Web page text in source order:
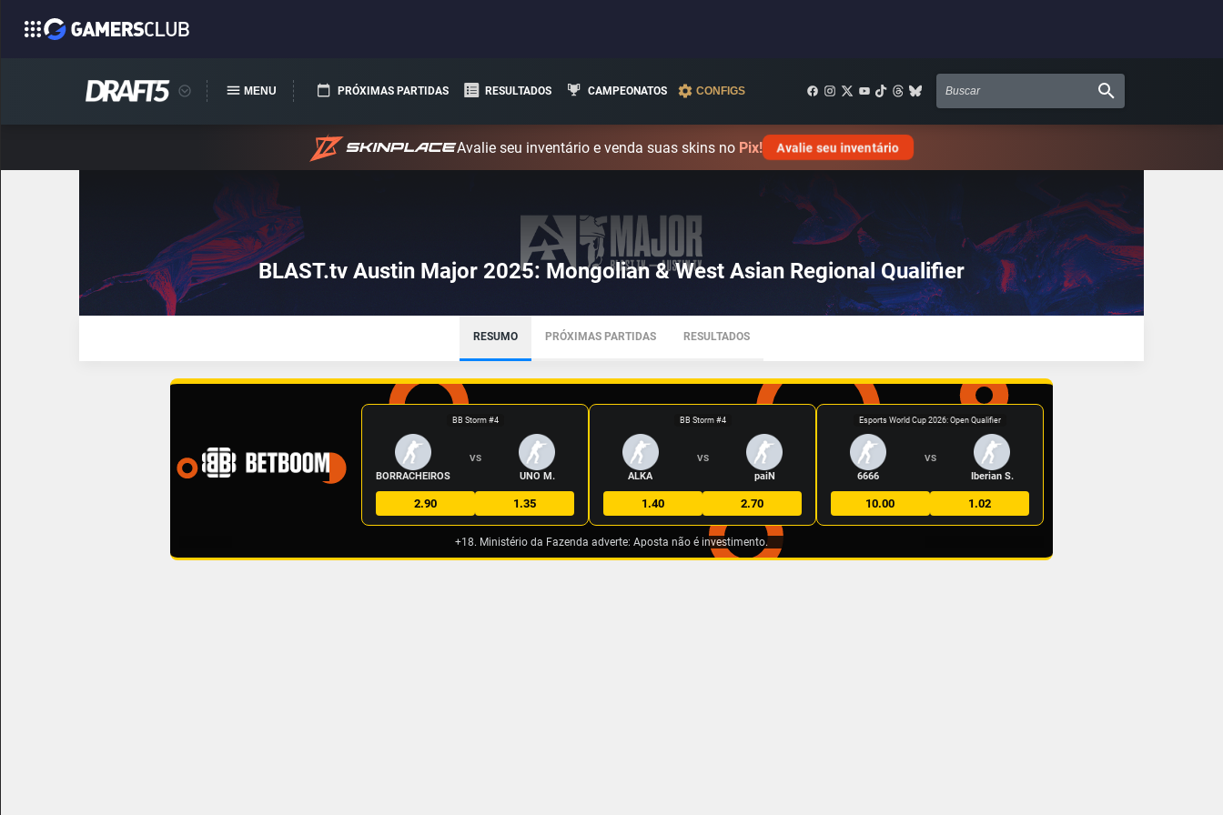
MENU PRÓXIMAS PARTIDAS RESULTADOS CAMPEONATOS CONFIGS
Avalie seu inventário e venda suas skins no Pix! Avalie seu inventário
BLAST.tv Austin Major 2025: Mongolian & West Asian Regional Qualifier
RESUMO PRÓXIMAS PARTIDAS RESULTADOS
BB Storm #4
BORRACHEIROS
VS
UNO M.
2.90 1.35
BB Storm #4
ALKA
VS
paiN
1.40 2.70
Esports World Cup 2026: Open Qualifier
6666
VS
Iberian S.
10.00 1.02
+18. Ministério da Fazenda adverte: Aposta não é investimento.